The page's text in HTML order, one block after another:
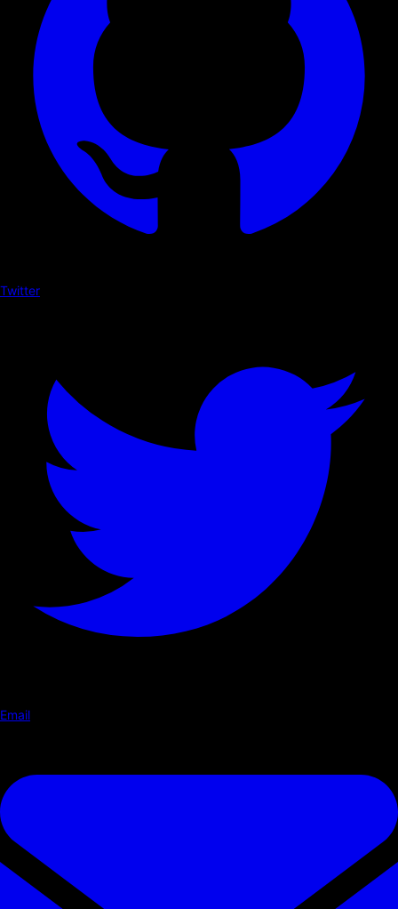
Twitter
Email